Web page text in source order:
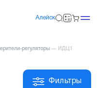
Алейск
регуляторы — ИДЦ1
Фильтры